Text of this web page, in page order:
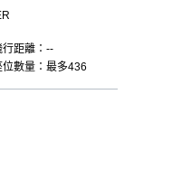
行距離：--
位數量：最多436